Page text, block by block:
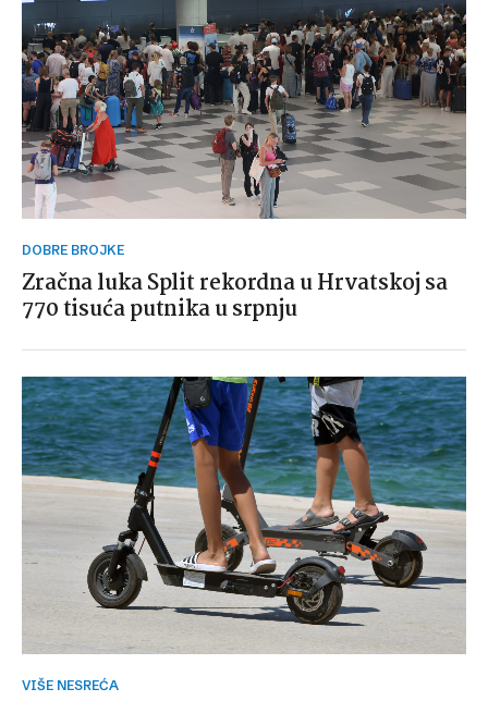
DOBRE BROJKE
Zračna luka Split rekordna u Hrvatskoj sa
770 tisuća putnika u srpnju
VIŠE NESREĆA